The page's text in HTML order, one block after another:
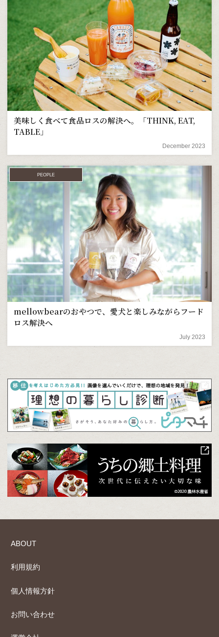
美味しく食べて食品ロスの解決へ。「THINK, EAT,
TABLE」
December 2023
PEOPLE
mellowbearのおやつで、愛犬と楽しみながらフード
ロス解決へ
July 2023
ABOUT
利用規約
個人情報方針
お問い合わせ